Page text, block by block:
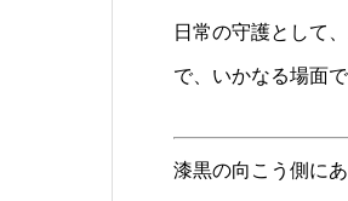
日常の守護として
で、いかなる場面
漆黒の向こう側に